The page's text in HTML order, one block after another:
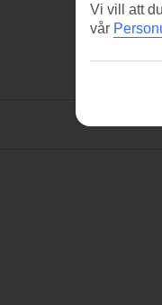
Vi vill att
vår